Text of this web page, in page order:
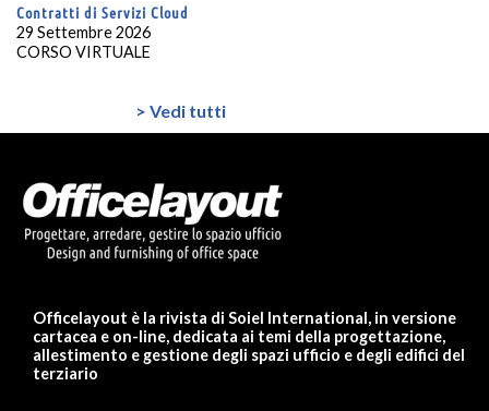
Contratti di Servizi Cloud
29 Settembre 2026
CORSO VIRTUALE
> Vedi tutti
Officelayout è la rivista di Soiel International, in versione
cartacea e on-line, dedicata ai temi della progettazione,
allestimento e gestione degli spazi ufficio e degli edifici del
terziario